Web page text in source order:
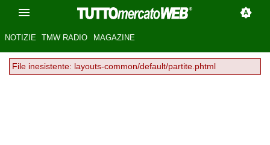
NOTIZIE TMW RADIO MAGAZINE
File inesistente: layouts-common/default/partite.phtml